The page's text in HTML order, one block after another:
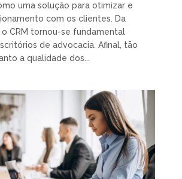
uma solução para otimizar e
com os clientes. Da
CRM tornou-se fundamental
de advocacia. Afinal, tão
a qualidade dos...